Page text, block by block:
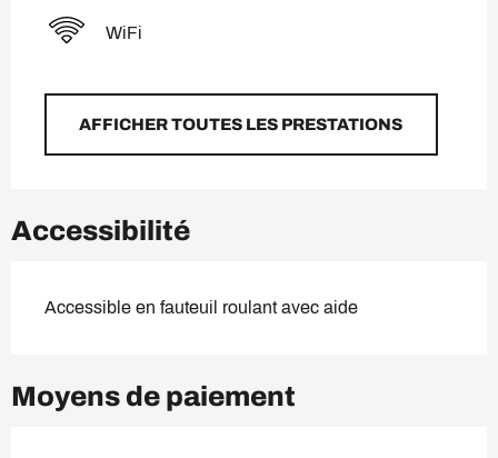
WiFi
AFFICHER TOUTES LES PRESTATIONS
Accessibilité
Accessible en fauteuil roulant avec aide
Moyens de paiement